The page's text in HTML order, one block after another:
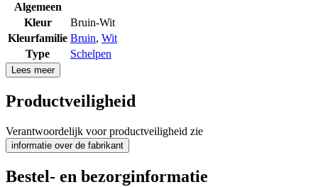
Algemeen
Kleur
Bruin-Wit
Kleurfamilie Bruin, Wit
Type
Schelpen
Lees meer
Productveiligheid
Verantwoordelijk voor productveiligheid zie
informatie over de fabrikant
Bestel- en bezorginformatie